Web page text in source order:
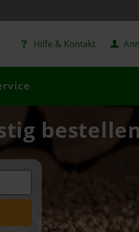
Hilfe & Kontakt